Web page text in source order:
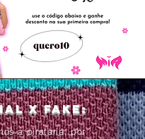
x Fake:
a pirataria, por